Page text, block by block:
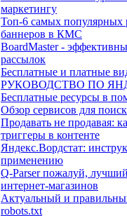
маркетингу
Топ-6 самых популярных
баннеров в КМС
BoardMaster -
рассылок
Бесплатные и платные
РУКОВОДСТВО ПО
Бесплатные ресурсы в
Обзор сервисов для
Продавать не продавая:
триггеры в контенте
Яндекс.Вордстат:
применению
Q-Parser пожалуй,
интернет-магазинов
Актуальный и
robots.txt